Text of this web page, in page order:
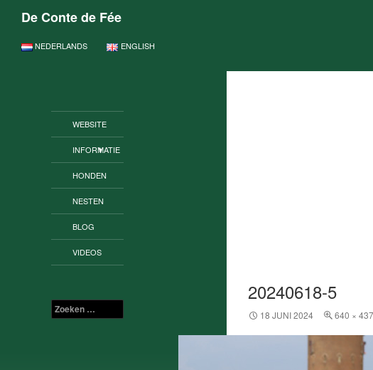
De Conte de Fée
NEDERLANDS
ENGLISH
WEBSITE
INFORMATIE
HONDEN
NESTEN
BLOG
VIDEOS
Zoeken
naar:
20240618-5
18 JUNI 2024 640 × 437